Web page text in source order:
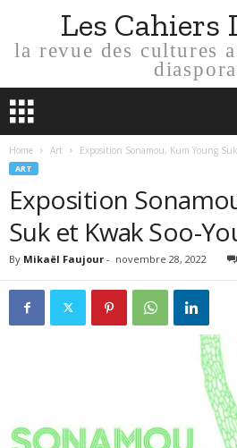
Les Cahiers
la revue des cultures
Home Art Exposition Sonamou, Kum Young
ART
Exposition
Suk et Kwak Soo-
By Mikaël Faujour - novembre 28, 2022